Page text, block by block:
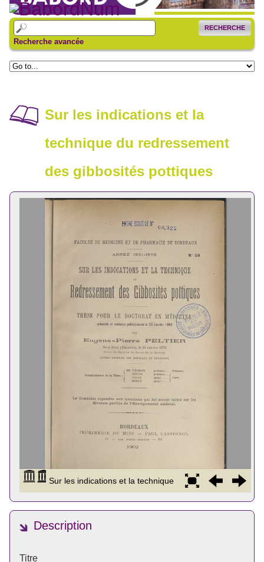
RECHERCHE
Recherche avancée
Sur les indications et la
technique du redressement
des gibbosités pottiques
Description
Titre